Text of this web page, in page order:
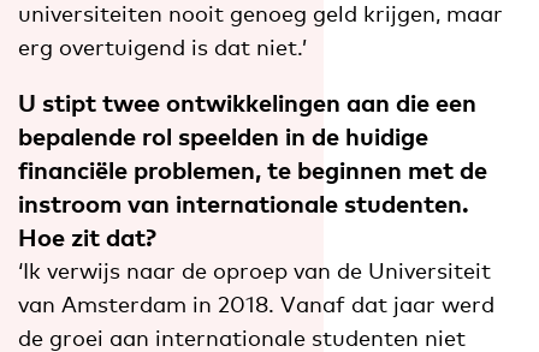
universiteiten nooit genoeg geld krijgen, maar
erg overtuigend is dat niet.’
U stipt twee ontwikkelingen aan die een
bepalende rol speelden in de huidige
financiële problemen, te beginnen met de
instroom van internationale studenten.
Hoe zit dat?
‘Ik verwijs naar de oproep van de Universiteit
van Amsterdam in 2018. Vanaf dat jaar werd
de groei aan internationale studenten niet